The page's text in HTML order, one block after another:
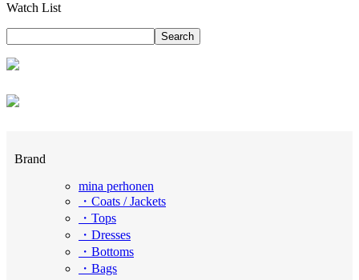
Watch List
Brand
mina perhonen
・Coats / Jackets
・Tops
・Dresses
・Bottoms
・Bags